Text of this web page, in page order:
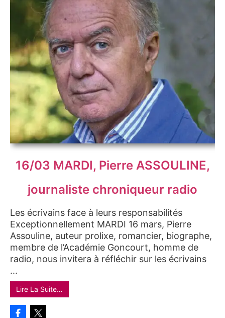
16/03 MARDI, Pierre ASSOULINE,
journaliste chroniqueur radio
Les écrivains face à leurs responsabilités
Exceptionnellement MARDI 16 mars, Pierre
Assouline, auteur prolixe, romancier, biographe,
membre de l’Académie Goncourt, homme de
radio, nous invitera à réfléchir sur les écrivains
...
Lire La Suite…